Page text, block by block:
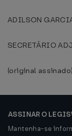
ADILSON
SECRETÁRIO
(original assinado)
ASSINAR O
Mantenha-se